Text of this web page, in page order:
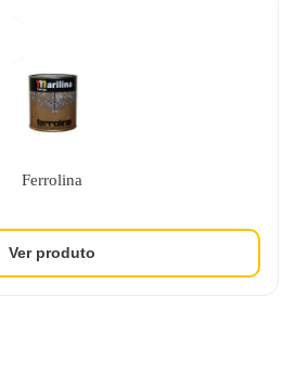
Ferrolina